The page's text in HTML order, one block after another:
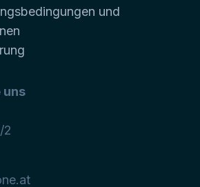
und
uns
2